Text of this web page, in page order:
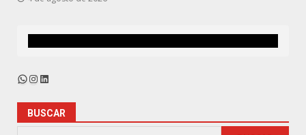
WhatsApp
Instagram
LinkedIn
BUSCAR